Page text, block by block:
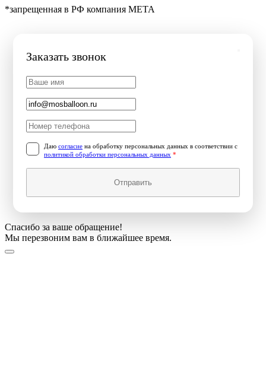
*запрещенная в РФ компания МЕТА
Заказать звонок
Даю согласие на обработку персональных данных в соответствии с
политикой обработки персональных данных *
Отправить
Спасибо за ваше обращение!
Мы перезвоним вам в ближайшее время.